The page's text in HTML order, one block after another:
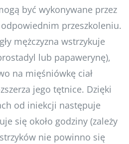
być wykonywane przez
przeszkoleniu.
mężczyzna wstrzykuje
lub papawerynę),
na mięśniówkę ciał
jego tętnice. Dzięki
od iniekcji następuje
się około godziny (zależy
nie powinno się